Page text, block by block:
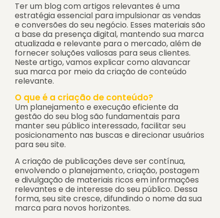
Ter um blog com artigos relevantes é uma
estratégia essencial para impulsionar as vendas
e conversões do seu negócio. Esses materiais são
a base da presença digital, mantendo sua marca
atualizada e relevante para o mercado, além de
fornecer soluções valiosas para seus clientes.
Neste artigo, vamos explicar como alavancar
sua marca por meio da criação de conteúdo
relevante.
O que é a criação de conteúdo?
Um planejamento e execução eficiente da
gestão do seu blog são fundamentais para
manter seu público interessado, facilitar seu
posicionamento nas buscas e direcionar usuários
para seu site.
A criação de publicações deve ser contínua,
envolvendo o planejamento, criação, postagem
e divulgação de materiais ricos em informações
relevantes e de interesse do seu público. Dessa
forma, seu site cresce, difundindo o nome da sua
marca para novos horizontes.